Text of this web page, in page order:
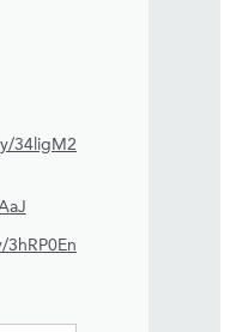
34ligM2